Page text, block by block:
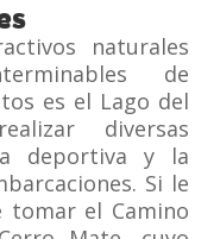
naturales
de
es el Lago del
diversas
deportiva y la
Si le
tomar el Camino